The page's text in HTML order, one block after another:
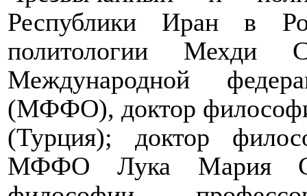
Республики Иран в
политологии Мехди
Международной
(МФФО), доктор
(Турция); доктор
МФФО Лука Мария